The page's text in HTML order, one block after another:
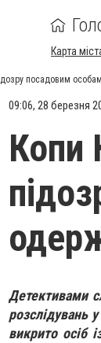
Карта
посадовим
09:06, 28 березня
Копи
Детективами
розслідувань
викрито осіб